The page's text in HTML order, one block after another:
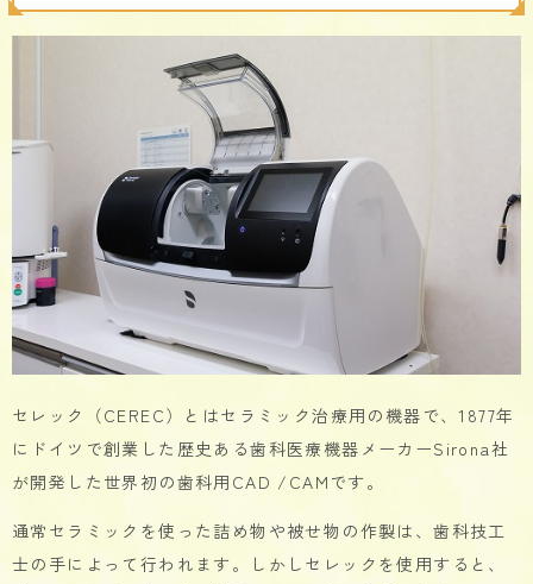
セレック（CEREC）とはセラミック治療用の機器で、1877年
にドイツで創業した歴史ある歯科医療機器メーカーSirona社
が開発した世界初の歯科用CAD /CAMです。
通常セラミックを使った詰め物や被せ物の作製は、歯科技工
士の手によって行われます。しかしセレックを使用すると、